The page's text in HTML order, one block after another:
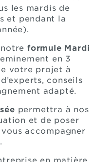
les mardis de
et pendant la
formule Mardi
en 3
votre projet à
conseils
adapté.
permettra à nos
et de poser
accompagner